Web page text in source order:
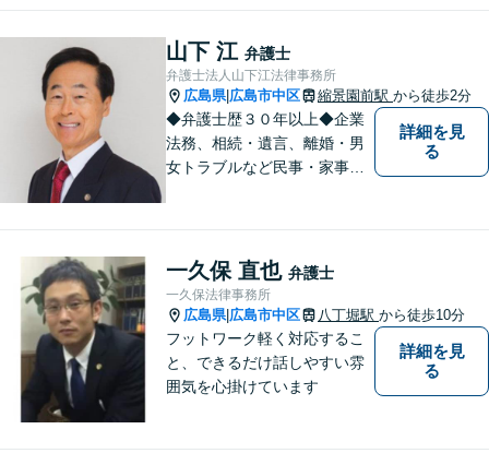
そのために弁護士は、法的に
トラブルをかかえた組織また
は人と一定の距離を保ちなが
ら、できるだけ納得のいく解
決を導き出さなければならな
い。
山下 江 弁護士
弁護士法人山下江法律事務所
広島県| 広島市中区 縮景園前駅 から徒歩2分
◆弁護士歴３０年以上◆企業
法務、相続・遺言、離婚・男
女トラブルなど民事・家事事
電話／オンライン相談可◆相
談実績39,000件以上（事務所
総数）
詳細を見
る
一久保 直也 弁護士
一久保法律事務所
広島県| 広島市中区 八丁堀駅 から徒歩10分
フットワーク軽く対応するこ
と、できるだけ話しやすい雰
囲気を心掛けています
詳細を見
る